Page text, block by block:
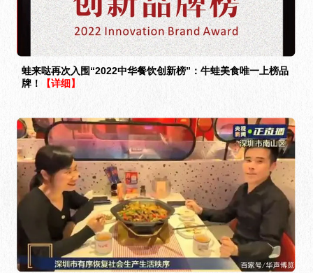
蛙来哒再次入围“2022中华餐饮创新榜”：牛蛙美食唯一上榜品
牌！
【详细】